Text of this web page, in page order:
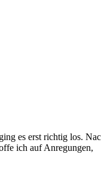
es erst richtig los.
ich auf Anregungen,